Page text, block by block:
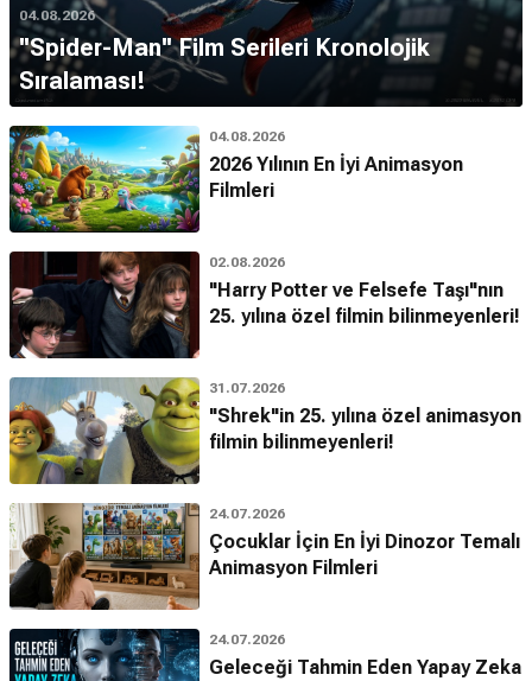
04.08.2026
''Spider-Man'' Film Serileri Kronolojik
Sıralaması!
04.08.2026
2026 Yılının En İyi Animasyon
Filmleri
02.08.2026
"Harry Potter ve Felsefe Taşı"nın
25. yılına özel filmin bilinmeyenleri!
31.07.2026
"Shrek"in 25. yılına özel animasyon
filmin bilinmeyenleri!
24.07.2026
Çocuklar İçin En İyi Dinozor Temalı
Animasyon Filmleri
24.07.2026
Geleceği Tahmin Eden Yapay Zeka